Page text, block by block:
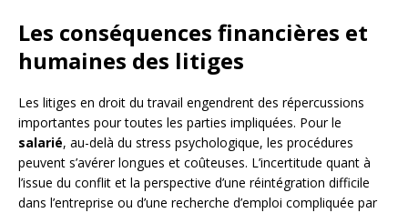
Les conséquences financières et
humaines des litiges
Les litiges en droit du travail engendrent des répercussions
importantes pour toutes les parties impliquées. Pour le
salarié, au-delà du stress psychologique, les procédures
peuvent s’avérer longues et coûteuses. L’incertitude quant à
l’issue du conflit et la perspective d’une réintégration difficile
dans l’entreprise ou d’une recherche d’emploi compliquée par